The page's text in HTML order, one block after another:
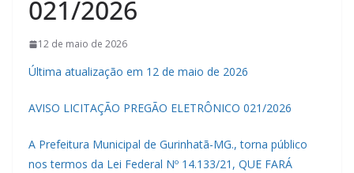
021/2026
12 de maio de 2026
Última atualização em 12 de maio de 2026
AVISO LICITAÇÃO PREGÃO ELETRÔNICO 021/2026
A Prefeitura Municipal de Gurinhatã-MG., torna público
nos termos da Lei Federal Nº 14.133/21, QUE FARÁ